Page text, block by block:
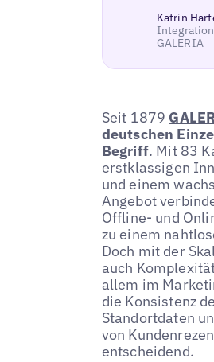
Katrin
GALERIA
Seit 1879
deutschen
Begriff. Mit 83
erstklassigen
und einem
Angebot
Offline- und
zu einem
Doch mit der
auch
allem im
die Konsistenz
Standortdaten
von
entscheidend.